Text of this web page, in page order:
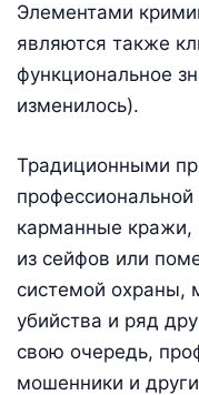
Элементами
являются также
функциональное
изменилось).
Традиционными
карманные кражи,
из сейфов или
системой охраны,
убийства и ряд
свою очередь,
мошенники и